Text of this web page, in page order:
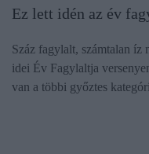
Ez lett idén az év
Száz fagylalt, számtalan íz
idei Év Fagylaltja
van a többi győztes